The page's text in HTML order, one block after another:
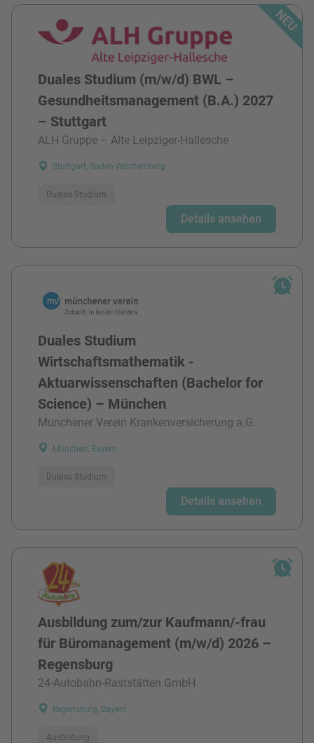
Duales Studium (m/w/d) BWL –
Gesundheitsmanagement (B.A.) 2027
– Stuttgart
ALH Gruppe – Alte Leipziger-Hallesche
Stuttgart, Baden-Württemberg
Duales Studium
Details ansehen
Duales Studium
Wirtschaftsmathematik -
Aktuarwissenschaften (Bachelor for
Science) – München
Münchener Verein Krankenversicherung a.G.
München, Bayern
Duales Studium
Details ansehen
Ausbildung zum/zur Kaufmann/-frau
für Büromanagement (m/w/d) 2026 –
Regensburg
24-Autobahn-Raststätten GmbH
Regensburg, Bayern
Ausbildung